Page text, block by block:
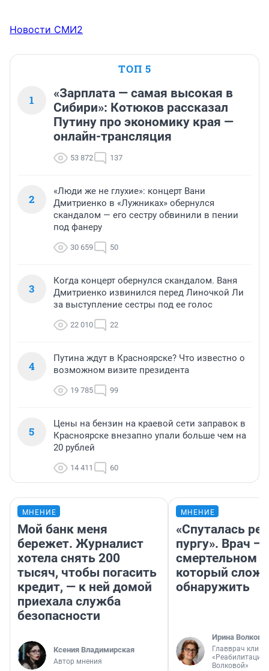
Новости СМИ2
ТОП 5
1
«Зарплата — самая высокая в
Сибири»: Котюков рассказал
Путину про экономику края —
онлайн-трансляция
53 872 137
2
«Люди же не глухие»: концерт Вани
Дмитриенко в «Лужниках» обернулся
скандалом — его сестру обвинили в пении
под фанеру
30 659 50
3
Когда концерт обернулся скандалом. Ваня
Дмитриенко извинился перед Линочкой Ли
за выступление сестры под ее голос
22 010 22
4
Путина ждут в Красноярске? Что известно о
возможном визите президента
19 785 99
5
Цены на бензин на краевой сети заправок в
Красноярске внезапно упали больше чем на
20 рублей
14 411 60
МНЕНИЕ
Мой банк меня
бережет. Журналист
хотела снять 200
тысяч, чтобы погасить
кредит, — к ней домой
приехала служба
безопасности
Ксения Владимирская
Автор мнения
МНЕНИЕ
«Спуталась
пургу». Врач —
смертельном
который
обнаружить
Ирина Волкова
Главврач
«Реабилитация
Волковой»